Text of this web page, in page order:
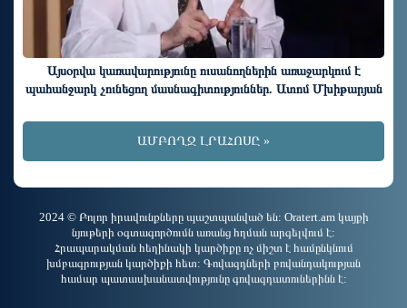
Այսօրվա կառավարությունը ուսանողներին առաջարկում է
պահանջարկ չունեցող մասնագիտություններ. Ատոմ Մխիթարյան
ԱՄԲՈՂՋ ԼՐԱՀՈՍԸ »
2024 © Բոլոր իրավունքները պաշտպանված են: Oratert.am կայքի
նյութերի օգտագործումն առանց հղման արգելվում է:
Հրապարակման հեղինակի կարծիքը ոչ միշտ է համընկնում
խմբագրության կարծիքի հետ: Գովազդների բովանդակության
համար պատասխանատվությունը գովազդատուներինն է: